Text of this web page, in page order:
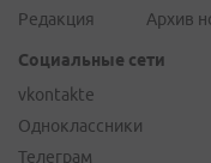
Редакция
Архив
Социальные сети
vkontakte
Одноклассники
Телеграм